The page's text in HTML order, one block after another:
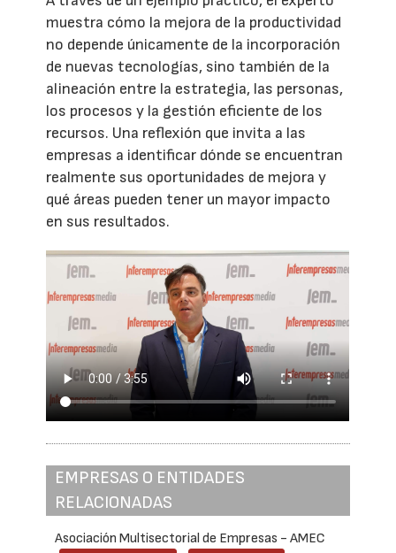
muestra cómo la mejora de la productividad
no depende únicamente de la incorporación
de nuevas tecnologías, sino también de la
alineación entre la estrategia, las personas,
los procesos y la gestión eficiente de los
recursos. Una reflexión que invita a las
empresas a identificar dónde se encuentran
realmente sus oportunidades de mejora y
qué áreas pueden tener un mayor impacto
en sus resultados.
EMPRESAS O ENTIDADES
RELACIONADAS
Asociación Multisectorial de Empresas - AMEC